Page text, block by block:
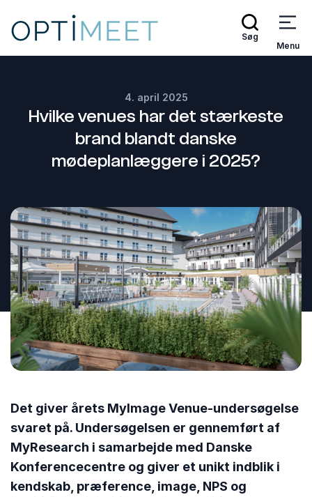
Søg
Menu
4. april 2025
Hvilke venues har det stærkeste
brand blandt danske
mødeplanlæggere i 2025?
Det giver årets MyImage Venue-undersøgelse
svaret på. Undersøgelsen er gennemført af
MyResearch i samarbejde med Danske
Konferencecentre og giver et unikt indblik i
kendskab, præference, image, NPS og